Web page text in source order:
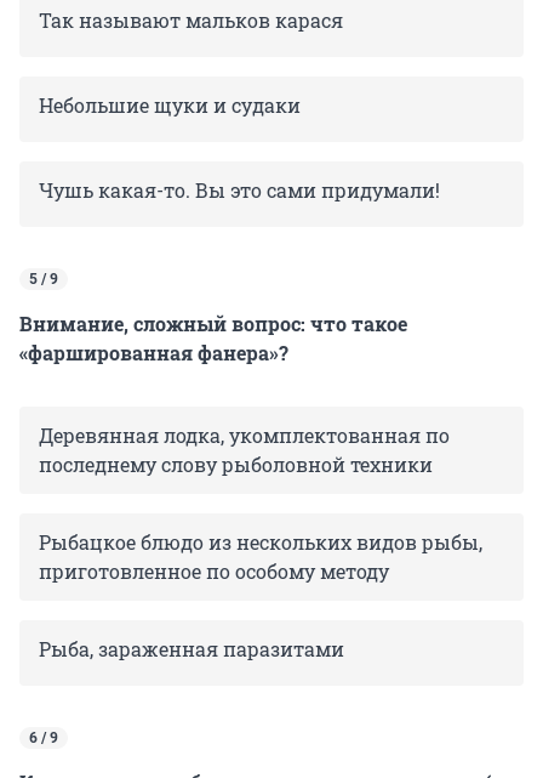
Так называют мальков карася
Небольшие щуки и судаки
Чушь какая-то. Вы это сами придумали!
5 / 9
Внимание, сложный вопрос: что такое
«фаршированная фанера»?
Деревянная лодка, укомплектованная по
последнему слову рыболовной техники
Рыбацкое блюдо из нескольких видов рыбы,
приготовленное по особому методу
Рыба, зараженная паразитами
6 / 9